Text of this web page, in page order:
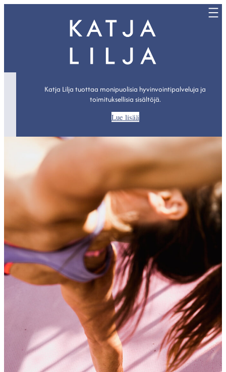
Katja Lilja tuottaa monipuolisia hyvinvointipalveluja ja
toimituksellisia sisältöjä.
Lue lisää